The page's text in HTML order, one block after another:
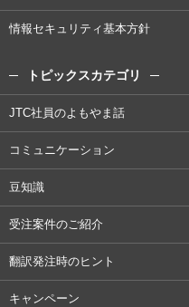
情報セキュリティ基本方針
トピックスカテゴリ
JTC社員のよもやま話
コミュニケーション
豆知識
受注案件のご紹介
翻訳発注時のヒント
キャンペーン